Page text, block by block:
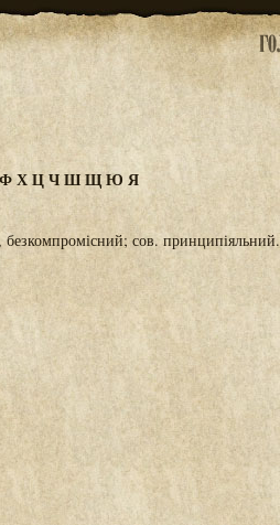
ФХЦЧШЩЮ Я
сов. принципіяльний.